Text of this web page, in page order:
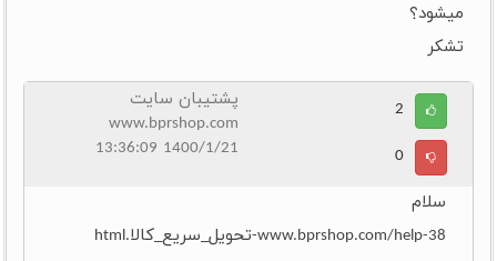
میشود؟
تشکر
2
0
پشتیبان سایت
www.bprshop.com
1400/1/21 13:36:09
سلام
www.bprshop.com/help-38-تحویل_سریع_کالا.html